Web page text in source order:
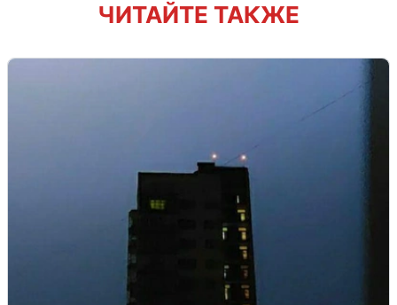
ЧИТАЙТЕ ТАКЖЕ